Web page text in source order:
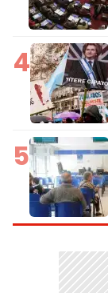
4
5